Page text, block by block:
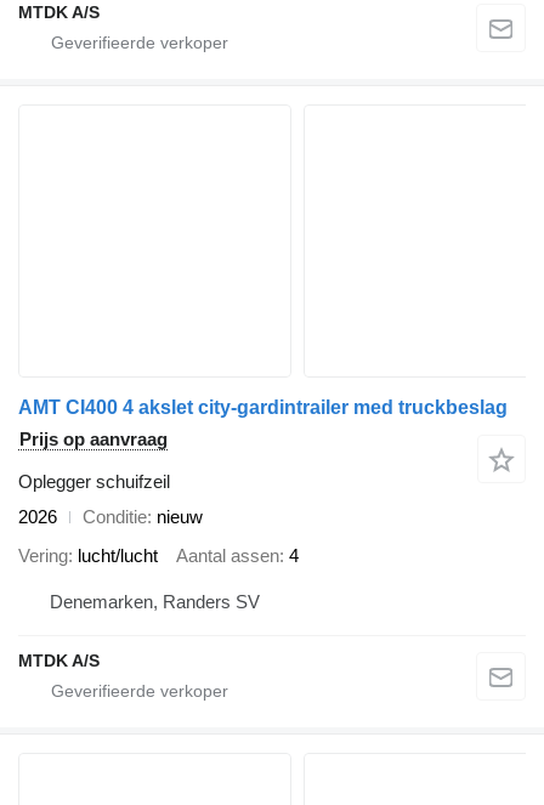
MTDK A/S
AMT CI400 4 akslet city-gardintrailer med truckbeslag
Prijs op aanvraag
Oplegger schuifzeil
2026
Conditie nieuw
Vering lucht/lucht Aantal assen 4
Denemarken, Randers SV
MTDK A/S